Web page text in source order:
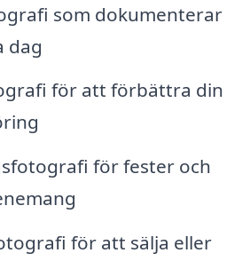
som dokumenterar
dag
för att förbättra din
för fester och
för att sälja eller